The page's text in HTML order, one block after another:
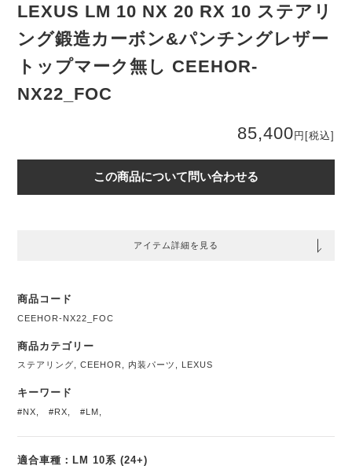
LEXUS LM 10 NX 20 RX 10 ステアリ
ング鍛造カーボン&パンチングレザー
トップマーク無し CEEHOR-
NX22_FOC
85,400 円 [税込]
この商品について問い合わせる
アイテム詳細を見る
商品コード
CEEHOR-NX22_FOC
商品カテゴリー
ステアリング ,CEEHOR 内装パーツ LEXUS
キーワード
#NX ,#RX ,#LM
適合車種：LM 10系 (24+)